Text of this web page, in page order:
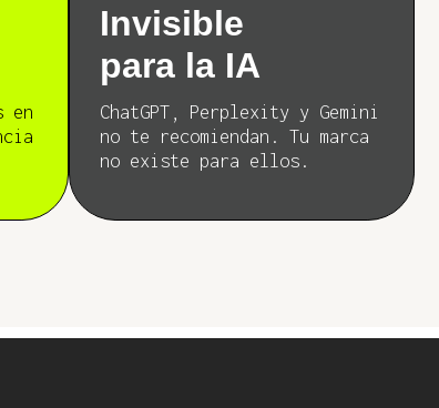
en
Invisible
para la IA
ChatGPT, Perplexity y Gemini
no te recomiendan. Tu marca
no existe para ellos.